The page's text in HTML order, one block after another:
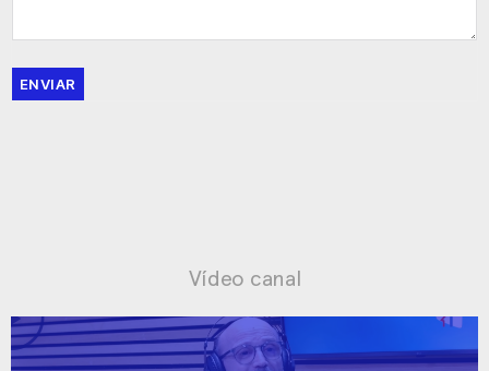
ENVIAR
Vídeo canal